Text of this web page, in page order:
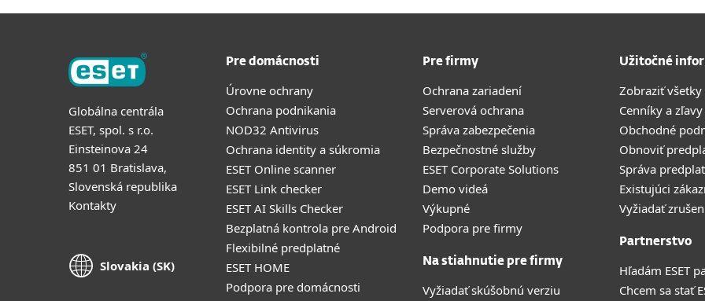
Globálna centrála
ESET, spol. s r.o.
Einsteinova 24
851 01 Bratislava,
Slovenská republika
Kontakty
Slovakia (SK)
Pre domácnosti
Úrovne ochrany
Ochrana podnikania
NOD32 Antivirus
Ochrana identity a súkromia
ESET Online scanner
ESET Link checker
ESET AI Skills Checker
Bezplatná kontrola pre Android
Flexibilné predplatné
ESET HOME
Podpora pre domácnosti
Pre firmy
Ochrana zariadení
Serverová ochrana
Správa zabezpečenia
Bezpečnostné služby
ESET Corporate Solutions
Demo videá
Výkupné
Podpora pre firmy
Na stiahnutie pre firmy
Vyžiadať skúšobnú verziu
Užitočné
Zobraziť
Cenníky a zľavy
Obchodné
Obnoviť
Správa
Existujúci
Vyžiadať
Partnerstvo
Hľadám ESET
Chcem sa stať